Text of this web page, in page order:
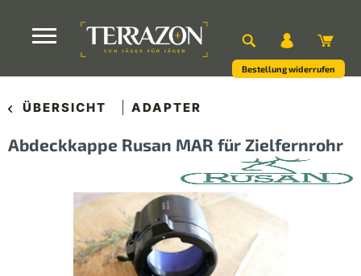
Bestellung widerrufen
ÜBERSICHT ADAPTER
Abdeckkappe Rusan MAR für Zielfernrohr